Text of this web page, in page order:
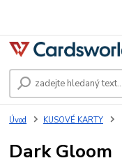
Úvod KUSOVÉ KARTY
Dark Gloom